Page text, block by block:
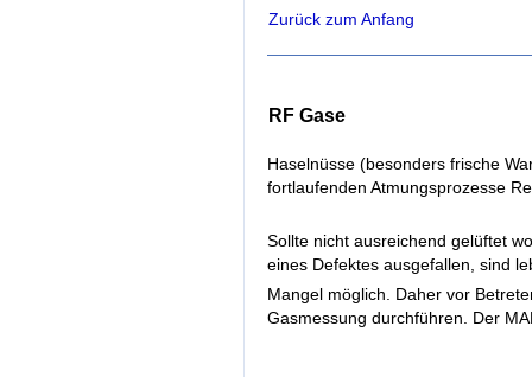
Zurück zum Anfang
RF Gase
Haselnüsse (besonders frische
fortlaufenden Atmungsprozesse
Sollte nicht ausreichend gelüftet
eines Defektes ausgefallen, sind
Mangel möglich. Daher vor
Gasmessung durchführen. Der